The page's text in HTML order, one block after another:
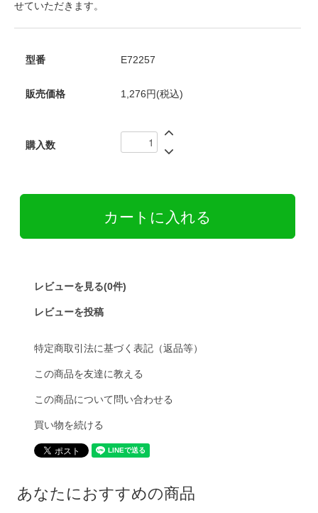
せていただきます。
型番 E72257
販売価格 1,276円(税込)
購入数
レビューを見る(0件)
レビューを投稿
特定商取引法に基づく表記（返品等）
この商品を友達に教える
この商品について問い合わせる
買い物を続ける
あなたにおすすめの商品